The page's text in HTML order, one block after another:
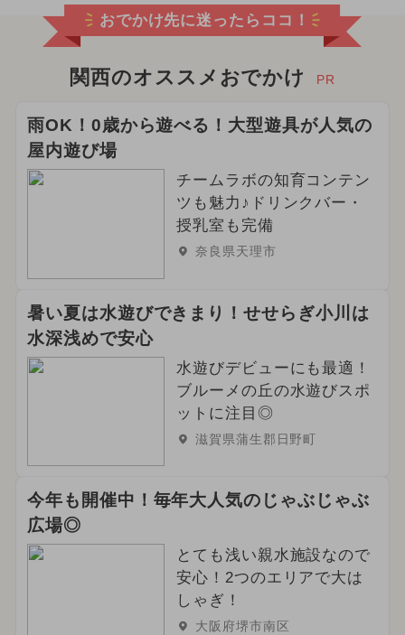
おでかけ先に迷ったらココ！
関西のオススメおでかけ PR
雨OK！0歳から遊べる！大型遊具が人気の
屋内遊び場
チームラボの知育コンテン
ツも魅力♪ドリンクバー・
授乳室も完備
奈良県天理市
暑い夏は水遊びできまり！せせらぎ小川は
水深浅めで安心
水遊びデビューにも最適！
ブルーメの丘の水遊びスポ
ットに注目◎
滋賀県蒲生郡日野町
今年も開催中！毎年大人気のじゃぶじゃぶ
広場◎
とても浅い親水施設なので
安心！2つのエリアで大は
しゃぎ！
大阪府堺市南区